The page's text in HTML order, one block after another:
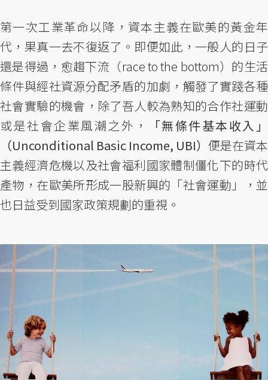
第一次工業革命以降，資本主義在歐美的黃金年
代，果真一去不復返了。即便如此，一般人的日子
還是得過，愈趨下流（race to the bottom）的生活
條件與經社資源分配矛盾的加劇，觸發了實踐各種
社會實驗的機會，除了吾人較為熟知的合作社運動
或是社會企業風潮之外，
「無條件基本收入」
（Unconditional Basic Income, UBI） 便是在資本
主義經濟危機以及社會福利國家體制僵化下的時代
產物，在歐美所形成一股新興的「社會運動」，並
也日益受到國家政策規劃的重視。